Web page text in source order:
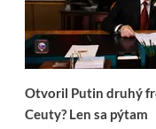
Otvoril Putin druhý
Ceuty? Len sa pýtam